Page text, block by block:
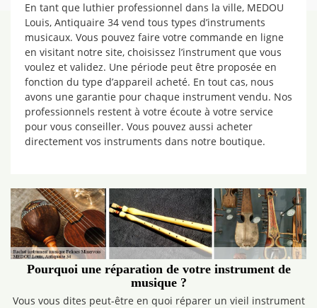
En tant que luthier professionnel dans la ville, MEDOU
Louis, Antiquaire 34 vend tous types d’instruments
musicaux. Vous pouvez faire votre commande en ligne
en visitant notre site, choisissez l’instrument que vous
voulez et validez. Une période peut être proposée en
fonction du type d’appareil acheté. En tout cas, nous
avons une garantie pour chaque instrument vendu. Nos
professionnels restent à votre écoute à votre service
pour vous conseiller. Vous pouvez aussi acheter
directement vos instruments dans notre boutique.
Pourquoi une réparation de votre instrument de
musique ?
Vous vous dites peut-être en quoi réparer un vieil instrument